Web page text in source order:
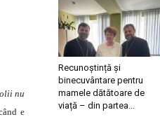
nu
e
Recunoștință și
binecuvântare pentru
mamele dătătoare de
viață – din partea...